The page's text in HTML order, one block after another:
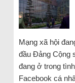
Mạng xã hội
đầu Đảng Cộng
đang ở trong
Facebook cá